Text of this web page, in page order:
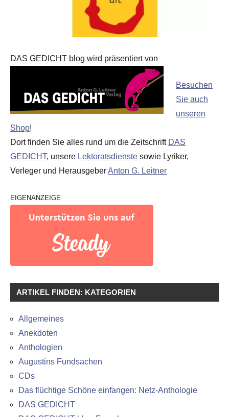
DAS GEDICHT blog wird präsentiert von
Besuchen
Sie auch
unseren
Shop!
Dort finden Sie alles rund um die Zeitschrift DAS
GEDICHT, unsere Lektoratsdienste sowie Lyriker,
Verleger und HerausgeberAnton G. Leitner
EIGENANZEIGE
ARTIKEL FINDEN: KATEGORIEN
Allgemeines
Anekdoten
Anthologien
Augustins Fundsachen
CDs
Das flüchtige Schöne einfangen: Netz-Anthologie
DAS GEDICHT